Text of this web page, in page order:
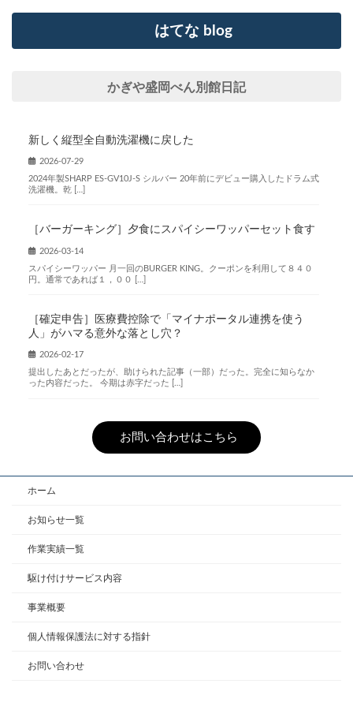
はてな blog
かぎや盛岡べん別館日記
新しく縦型全自動洗濯機に戻した
2026-07-29
2024年製SHARP ES-GV10J-S シルバー 20年前にデビュー購入したドラム式
洗濯機。乾 […]
［バーガーキング］夕食にスパイシーワッパーセット食す
2026-03-14
スパイシーワッパー 月一回のBURGER KING。クーポンを利用して８４０
円。通常であれば１，００ […]
［確定申告］医療費控除で「マイナポータル連携を使う
人」がハマる意外な落とし穴？
2026-02-17
提出したあとだったが、助けられた記事（一部）だった。完全に知らなか
った内容だった。 今期は赤字だった […]
お問い合わせはこちら
ホーム
お知らせ一覧
作業実績一覧
駆け付けサービス内容
事業概要
個人情報保護法に対する指針
お問い合わせ